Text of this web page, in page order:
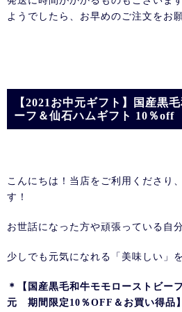
ようでしたら、お早めのご注文をお
【2021お中元ギフト】国産黒
ーフ＆仙石ハムギフト 10％off
こんにちは！当店をご利用くださり
す！
お世話になった方や頑張っている自
少しでも元気になれる「美味しい」
＊【国産黒毛和牛モモローストビ
元 期間限定10％OFF＆お買い得品】